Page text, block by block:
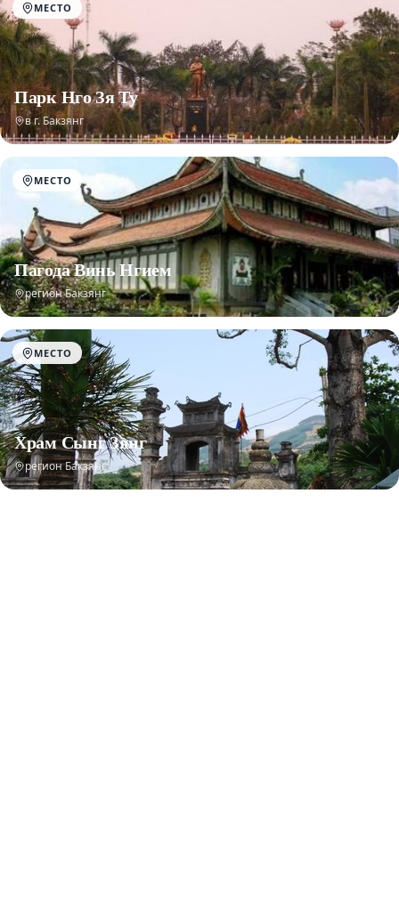
МЕСТО
Парк Нго Зя Ту
в г. Бакзянг
МЕСТО
Пагода Винь Нгием
регион Бакзянг
МЕСТО
Храм Сынг Зянг
регион Бакзянг